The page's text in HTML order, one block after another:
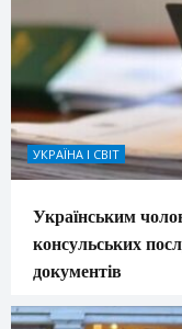
УКРАЇНА І СВІТ
Українським
консульських
документів